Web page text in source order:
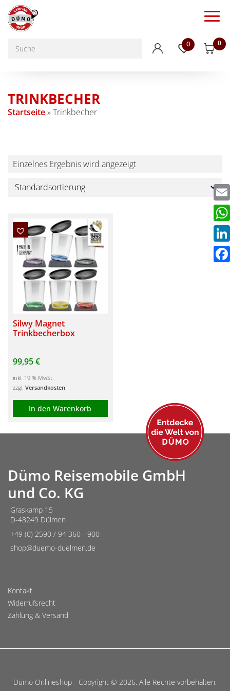
0 0
TRINKBECHER
Startseite»Trinkbecher
Einzelnes Ergebnis wird angezeigt
Silwy Magnet
Trinkbecherbox
99,95€
inkl. 19 % MwSt.
zzgl. Versandkosten
In den Warenkorb
Dümo Reisemobile GmbH
und Co. KG
Graskamp 15
D-48249 Dülmen
+49 (0) 2590 / 94 360 - 900
shop@duemo-duelmen.de
Kontakt
Widerrufsrecht
Zahlung & Versand
Dümo Onlineshop - Copyright © 2026. Alle Rechte vorbehalten.